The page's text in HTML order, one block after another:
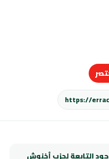
التابعة لحزب أخنوش